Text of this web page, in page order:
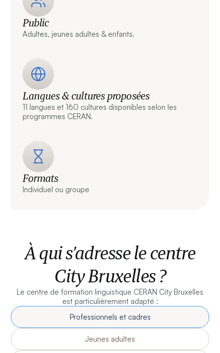
Public
Adultes, jeunes adultes & enfants.
Langues & cultures proposées
11 langues et 160 cultures disponibles selon les
programmes CERAN.
Formats
Individuel ou groupe
À qui s’adresse le centre
City Bruxelles ?
Le centre de formation linguistique CERAN City Bruxelles
est particulièrement adapté :
Professionnels et cadres
Jeunes adultes